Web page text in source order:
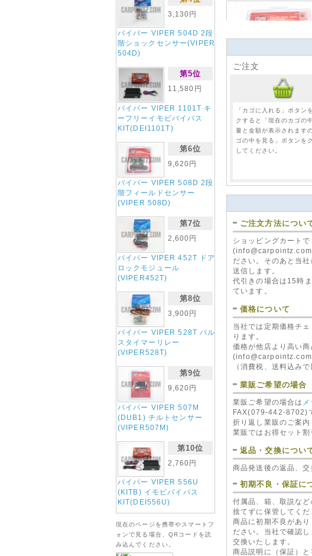
3,130円
バイパー VIPER 504D 2段
階ショックセンサー(VIPER
504D)
第5位
11,580円
バイパー VIPER 1101T キ
ーフリーイモビバイパス
KIT(DEI1101T)
第6位
9,620円
バイパー VIPER 508D 2段
階フィールドセンサー
(VIPER 508D)
第7位
2,600円
バイパー VIPER 452T ドア
ロックモジュール
(VIPER452T)
第8位
3,900円
バイパー VIPER 528T パル
スタイマーリレー
(VIPER528T)
第9位
9,620円
バイパー VIPER 507M
(DUB1) チルトセンサー
(VIPER507M)
第10位
2,760円
バイパー VIPER 556U
(KITB) イモビバイパス
KIT(DEI556U)
現在のページを携帯やスマートフ
ォンで見る場合、QRコードを読
み込んでください。
バイパー VIPER 456B
ドアロックインターフェ
2,860 円（税込）
4,230 円（税込）
ロックフォード
ROCKFORD RFFU40
ヒューズ
(ROCKFORDRFFU40)
570 円（税込）
ホーネット HORNET
ボールベアリングスイ
(VIPER8613)
1,820 円（税込）
ご注文
「カゴに入れる」ボタン
クすると「現在のカゴの
量と金額が表示されます
ゴの中を見る」ボタンを
してください。
ご注文方法につい
ショッピングカートで
(info@carpointz.com)
ださい。そのあと当
送信します。
代引きの場合は15時
ています。
価格について
当社では定期価格チ
ります。
価格が他店より高い
(info@carpointz.com)
（消費税、送料込み
業販ご希望の場合
業販ご希望の場合は
FAX(079-442-8702)
折り返し業販のご案内
業販ではお得セット割
返品・交換につい
商品発送後の返品、交
初期不良・保証に
付属品、箱、取説な
捨てずに保管してくだ
商品に初期不良があ
ださい。当社で確認
交換いたします。
商品説明に（保証）